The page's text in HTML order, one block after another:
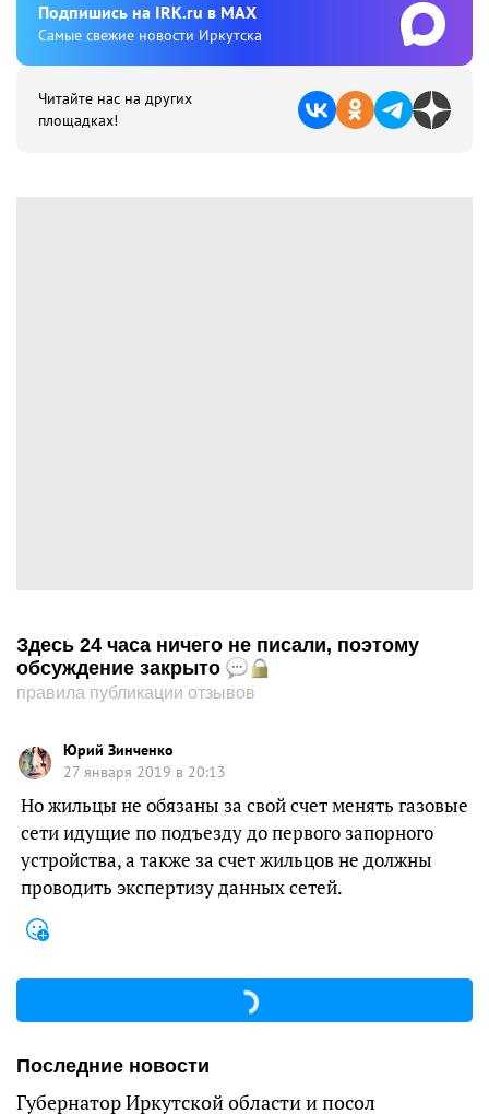
Подпишиcь на IRK.ru в MAX
Cамые свежие новости Иркутска
Читайте нас на других
площадках!
Здесь 24 часа ничего не писали, поэтому
обсуждение закрыто
правила публикации отзывов
Юрий Зинченко
27 января 2019 в 20:13
Но жильцы не обязаны за свой счет менять газовые
сети идущие по подъезду до первого запорного
устройства, а также за счет жильцов не должны
проводить экспертизу данных сетей.
Последние новости
Губернатор Иркутской области и посол